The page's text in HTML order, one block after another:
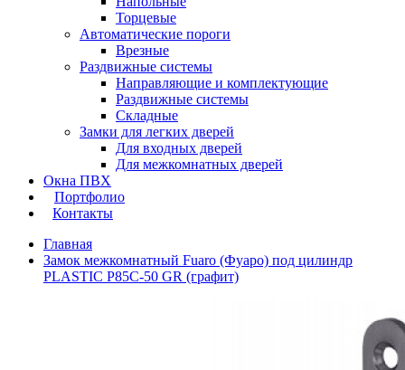
Торцевые
Автоматические пороги
Врезные
Раздвижные системы
Направляющие и комплектующие
Раздвижные системы
Складные
Замки для легких дверей
Для входных дверей
Для межкомнатных дверей
Окна ПВХ
Портфолио
Контакты
Главная
Замок межкомнатный Fuaro (Фуаро) под цилиндр
PLASTIC P85C-50 GR (графит)